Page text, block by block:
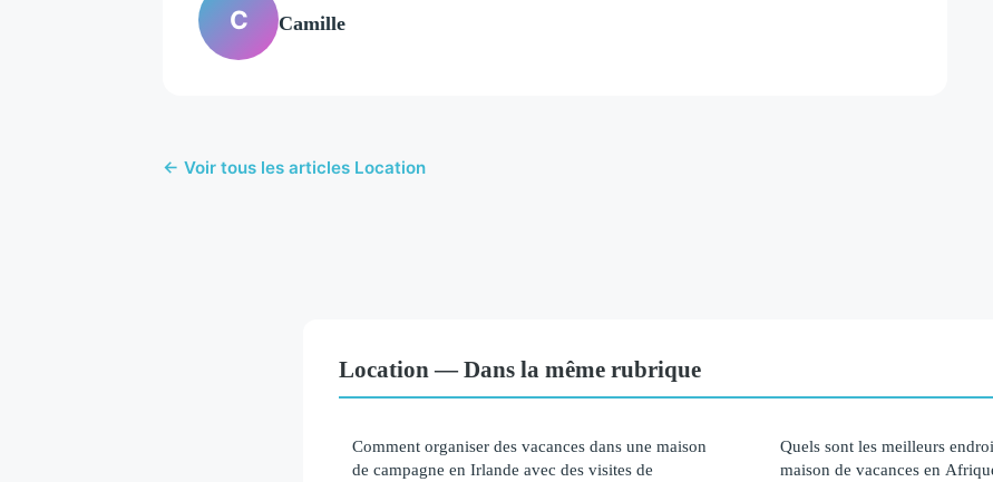
C Camille
← Voir tous les articles Location
Location — Dans la même rubrique
Comment organiser des vacances dans une maison
de campagne en Irlande avec des visites de
Quels sont les meilleurs
maison de vacances en